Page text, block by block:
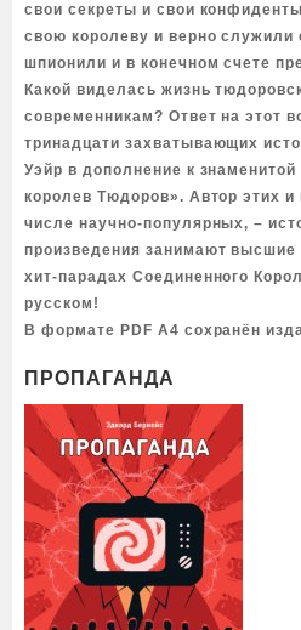
свои секреты и свои
свою королеву и верно служили
шпионили и в конечном счете
Какой виделась жизнь
современникам? Ответ на этот
тринадцати захватывающих
Уэйр в дополнение к
королев Тюдоров». Автор этих и
числе научно-популярных, –
произведения занимают высшие
хит-парадах Соединенного
русском!
В формате PDF A4 сохранён
ПРОПАГАНДА